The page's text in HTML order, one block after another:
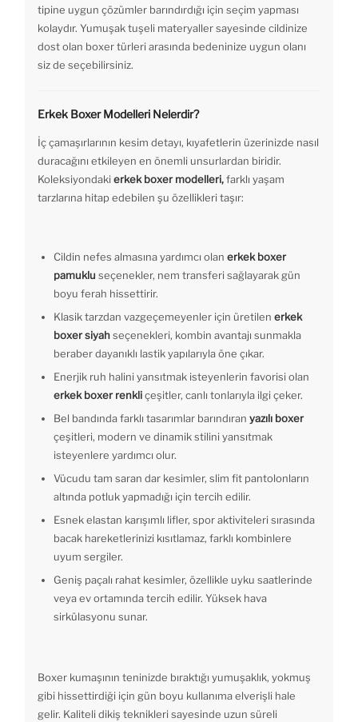
tipine uygun çözümler barındırdığı için seçim yapması
kolaydır. Yumuşak tuşeli materyaller sayesinde cildinize
dost olan boxer türleri arasında bedeninize uygun olanı
siz de seçebilirsiniz.
Erkek Boxer Modelleri Nelerdir?
İç çamaşırlarının kesim detayı, kıyafetlerin üzerinizde nasıl
duracağını etkileyen en önemli unsurlardan biridir.
Koleksiyondaki erkek boxer modelleri,farklı yaşam
tarzlarına hitap edebilen şu özellikleri taşır:
Cildin nefes almasına yardımcı olan erkek boxer
pamuklu seçenekler, nem transferi sağlayarak gün
boyu ferah hissettirir.
Klasik tarzdan vazgeçemeyenler için üretilen erkek
boxer siyahseçenekleri, kombin avantajı sunmakla
beraber dayanıklı lastik yapılarıyla öne çıkar.
Enerjik ruh halini yansıtmak isteyenlerin favorisi olan
erkek boxer renkliçeşitler, canlı tonlarıyla ilgi çeker.
Bel bandında farklı tasarımlar barındıran yazılı boxer
çeşitleri, modern ve dinamik stilini yansıtmak
isteyenlere yardımcı olur.
Vücudu tam saran dar kesimler, slim fit pantolonların
altında potluk yapmadığı için tercih edilir.
Esnek elastan karışımlı lifler, spor aktiviteleri sırasında
bacak hareketlerinizi kısıtlamaz, farklı kombinlere
uyum sergiler.
Geniş paçalı rahat kesimler, özellikle uyku saatlerinde
veya ev ortamında tercih edilir. Yüksek hava
sirkülasyonu sunar.
Boxer kumaşının teninizde bıraktığı yumuşaklık, yokmuş
gibi hissettirdiği için gün boyu kullanıma elverişli hale
gelir. Kaliteli dikiş teknikleri sayesinde uzun süreli